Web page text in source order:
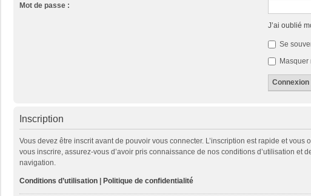
Mot de passe :
J’ai oublié
Se
Masquer
Inscription
Vous devez être inscrit avant de pouvoir vous connecter. L’inscription est rapide et
vous inscrire, assurez-vous d’avoir pris connaissance de nos conditions d’utilisation
navigation.
Conditions d’utilisation | Politique de confidentialité